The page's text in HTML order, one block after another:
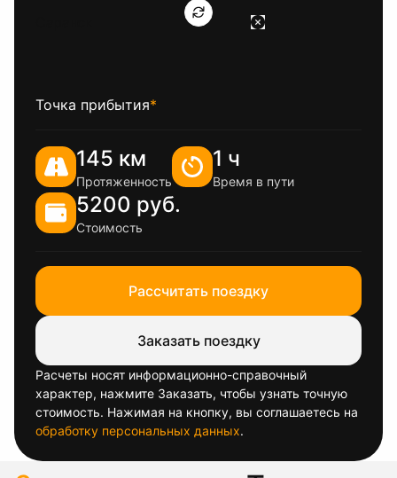
Точка прибытия*
145 км
Протяженность
1 ч
Время в пути
5200 руб.
Стоимость
Рассчитать поездку
Заказать поездку
Расчеты носят информационно-справочный
характер, нажмите Заказать, чтобы узнать точную
стоимость. Нажимая на кнопку, вы соглашаетесь на
обработку персональных данных.